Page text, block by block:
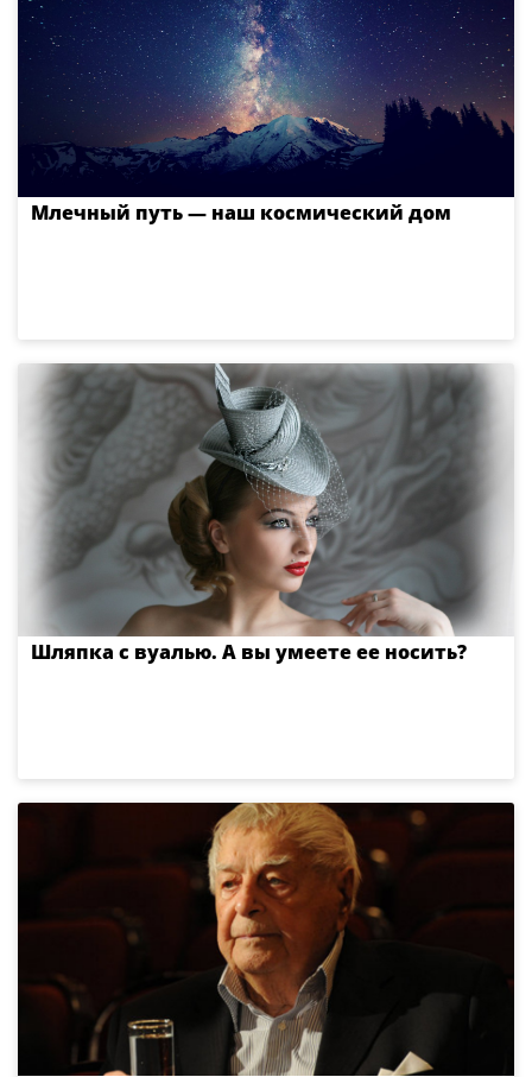
Млечный путь — наш космический дом
Шляпка с вуалью. А вы умеете ее носить?